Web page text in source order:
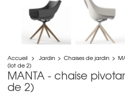
Accueil > Jardin > Chaises de jardin >
(lot de 2)
MANTA - chaise
de 2)